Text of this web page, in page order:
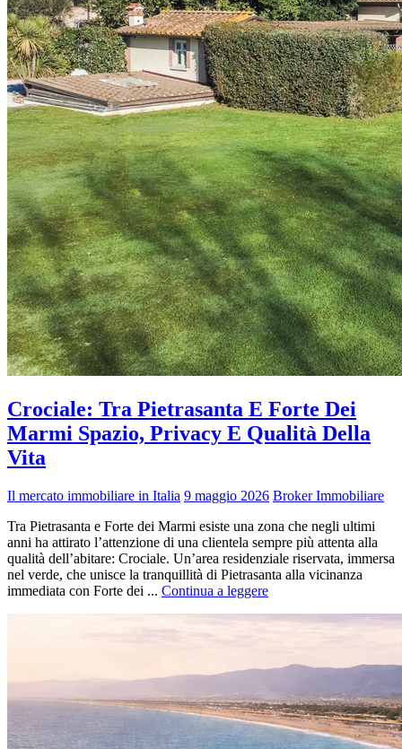
Crociale: Tra Pietrasanta E Forte Dei
Marmi Spazio, Privacy E Qualità Della
Vita
Il mercato immobiliare in Italia 9 maggio 2026 Broker Immobiliare
Tra Pietrasanta e Forte dei Marmi esiste una zona che negli ultimi
anni ha attirato l’attenzione di una clientela sempre più attenta alla
qualità dell’abitare: Crociale. Un’area residenziale riservata, immersa
nel verde, che unisce la tranquillità di Pietrasanta alla vicinanza
immediata con Forte dei ... Continua a leggere